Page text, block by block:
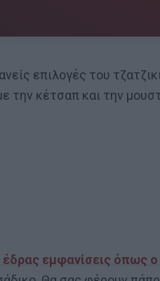
επιλογές του
κέτσαπ και την
έδρας εμφανίσεις όπως